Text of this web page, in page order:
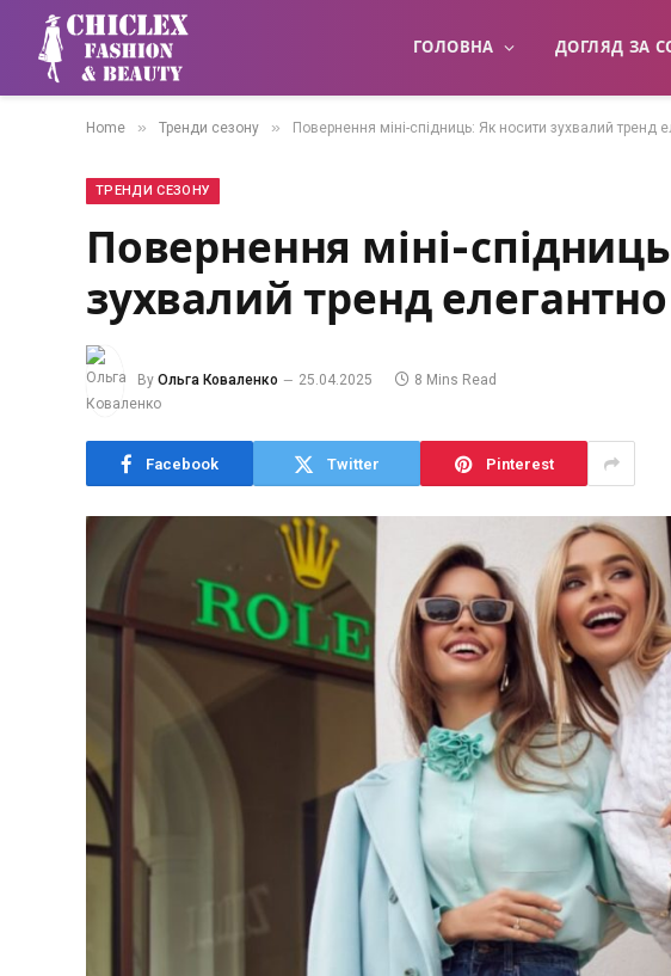
ГОЛОВНА ДОГЛЯД ЗА
Home » Тренди сезону » Повернення міні-спідниць: Як носити зухвалий тренд
ТРЕНДИ СЕЗОНУ
Повернення міні-
зухвалий тренд елегантно
By Ольга Коваленко 25.04.2025 8 Mins Read
Facebook Twitter Pinterest